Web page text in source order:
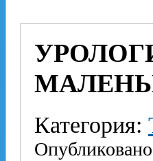
Категория: